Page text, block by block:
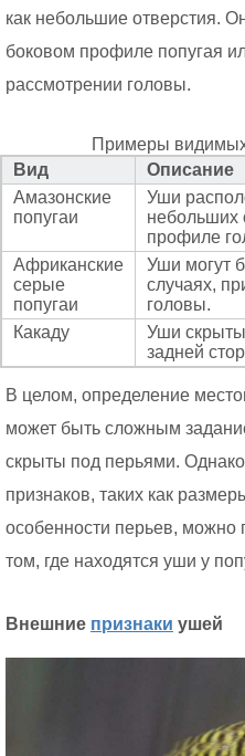
как небольшие отверстия.
боковом профиле попугая
рассмотрении головы.
Примеры
Вид
Описание
Амазонские
попугаи
Уши
небольших
профиле
Африканские
серые
попугаи
Уши могут
случаях,
головы.
Какаду
Уши
задней
В целом, определение
может быть сложным
скрыты под перьями.
признаков, таких как
особенности перьев, можно
том, где находятся уши у
Внешние признаки ушей